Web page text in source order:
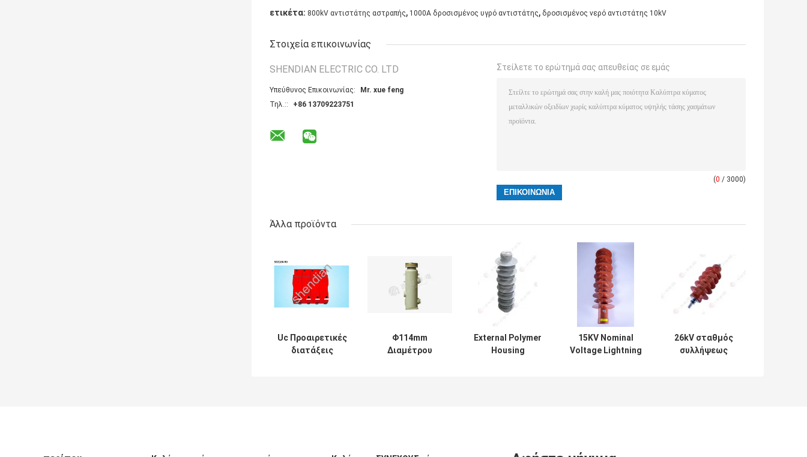
ετικέτα: 800kV αντιστάτης αστραπής, 1000A δροσισμένος υγρό αντιστάτης, δροσισμένος νερό αντιστάτης 10kV
Στοιχεία επικοινωνίας
SHENDIAN ELECTRIC CO. LTD
Υπεύθυνος Επικοινωνίας:
Mr. xue feng
Τηλ.::
+86 13709223751
Στείλετε το ερώτημά σας απευθείας σε εμάς
(0 / 3000)
Άλλα προϊόντα
Uc Προαιρετικές
διατάξεις
Φ114mm
Διαμέτρου
External Polymer
Housing
15KV Nominal
Voltage Lightning
26kV σταθμός
συλλήψεως